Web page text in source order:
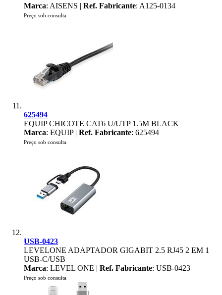
Marca: AISENS | Ref. Fabricante: A125-0134
Preço sob consulta
625494
EQUIP CHICOTE CAT6 U/UTP 1.5M BLACK
Marca: EQUIP | Ref. Fabricante: 625494
Preço sob consulta
USB-0423
LEVELONE ADAPTADOR GIGABIT 2.5 RJ45 2 EM 1
USB-C/USB
Marca: LEVEL ONE | Ref. Fabricante: USB-0423
Preço sob consulta